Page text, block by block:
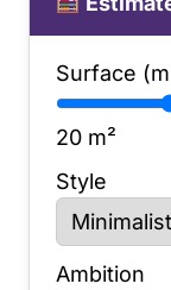
Surface
20 m²
Style
Ambition